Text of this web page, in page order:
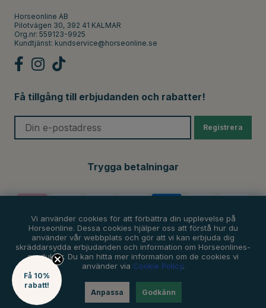
Horseonline AB
Pilotvägen 30, 392 41 KALMAR
Org.nr: 559123-9925
Kundtjänst: kundservice@horseonline.se
Få tillgång till erbjudanden och rabatter!
Registrera
Trygga betalningar
Vi använder cookies för att förbättra din upplevelse på
Horseonline. Dessa cookies hjälper oss att förstå hur du
använder vår webbplats och gör att vi kan erbjuda dig
skräddarsydda erbjudanden och information om Horseonlines-
produkter. Du kan hitta mer information om de cookies vi
använder via Cookie Policy.
Anpassa Godkänn
Få 10%
rabatt!